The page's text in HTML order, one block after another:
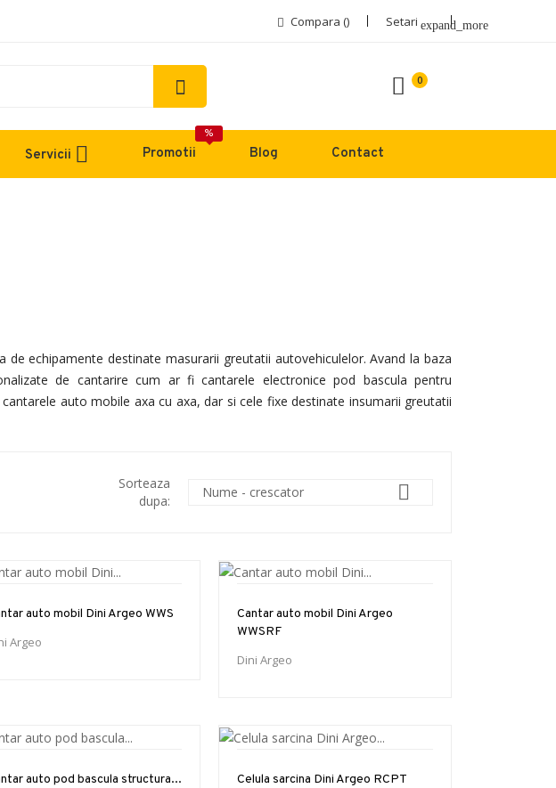
Setari expand_more
Compara ()
0
Servicii Promotii
%
Blog Contact
echipamente destinate masurarii greutatii autovehiculelor. Avand la baza
de cantarire cum ar fi cantarele electronice pod bascula pentru
auto mobile axa cu axa, dar si cele fixe destinate insumarii greutatii
Sorteaza
dupa:
Nume - crescator 
auto mobil Dini Argeo WWS
Argeo
Cantar auto mobil Dini Argeo
WWSRF
Dini Argeo
auto pod bascula structura...
Celula sarcina Dini Argeo RCPT